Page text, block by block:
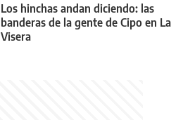
Los hinchas andan diciendo: las
banderas de la gente de Cipo en La
Visera